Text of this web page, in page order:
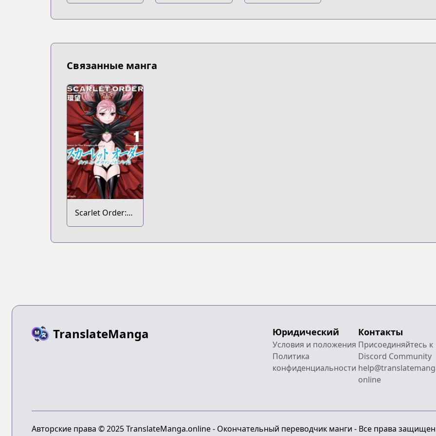
Связанные манга
Scarlet Order:
Dance in the
TranslateManga Юридический
Условия и положения
Политика
конфиденциальности
Контакты
Присоединяйтесь к
Discord Community
online
Авторские права © 2025 TranslateManga.online - Окончательный переводчик манги - Все права